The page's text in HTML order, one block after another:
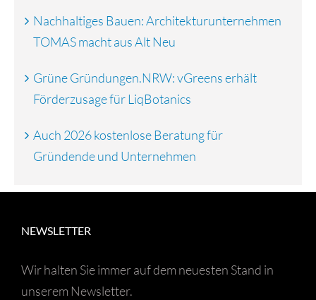
Nachhaltiges Bauen: Architekturunternehmen
TOMAS macht aus Alt Neu
Grüne Gründungen.NRW: vGreens erhält
Förderzusage für LiqBotanics
Auch 2026 kostenlose Beratung für
Gründende und Unternehmen
NEWSLETTER
Wir halten Sie immer auf dem neuesten Stand in
unserem Newsletter.